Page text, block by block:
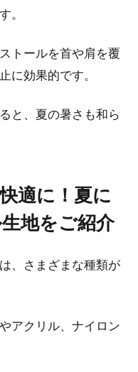
。
トールを首や肩を覆
に効果的です。
と、夏の暑さも和ら
適に！夏に
地をご紹介
、さまざまな種類が
アクリル、ナイロン